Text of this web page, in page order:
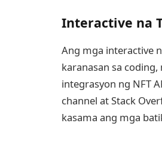
Interactive na
Ang mga interactive
karanasan sa
integrasyon ng NFT
channel at Stack
kasama ang mga